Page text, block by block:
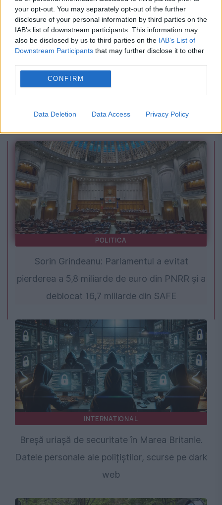
your opt-out. You may separately opt-out of the further
disclosure of your personal information by third parties on the
IAB’s list of downstream participants. This information may
also be disclosed by us to third parties on the IAB’s List of
Downstream Participants that may further disclose it to other
CONFIRM
Data Deletion Data Access Privacy Policy
Operațiune de amploare în Brazilia. Complot
publice din Brasilia în timpul alegerilor
POLITICA
Sorin Grindeanu: Parlamentul a evitat
pierderea a 5,8 miliarde de euro din PNRR și a
deblocat 16,7 miliarde din SAFE
INTERNATIONAL
Breșă uriașă de securitate în Marea Britanie.
Datele personale ale polițiștilor, scurse pe dark
web